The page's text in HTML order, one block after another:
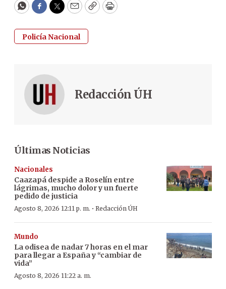
WhatsApp
Facebook
Twitter
EmailCopyPrint
Policía Nacional
Redacción ÚH
Últimas Noticias
Nacionales
Caazapá despide a Roselín entre
lágrimas, mucho dolor y un fuerte
pedido de justicia
Agosto 8, 2026 12:11 p. m. · Redacción ÚH
Mundo
La odisea de nadar 7 horas en el mar
para llegar a España y “cambiar de
vida”
Agosto 8, 2026 11:22 a. m.